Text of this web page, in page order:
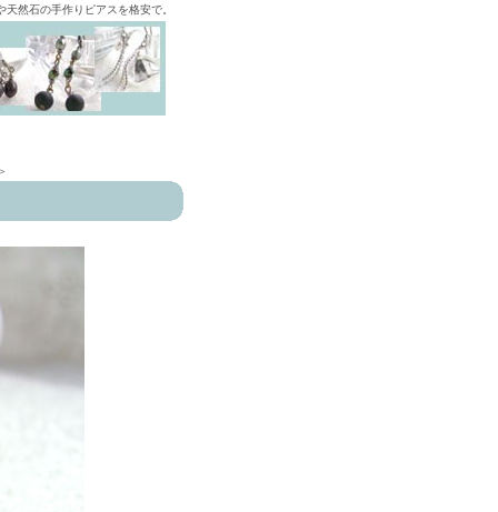
然石の手作りピアスを格安で。